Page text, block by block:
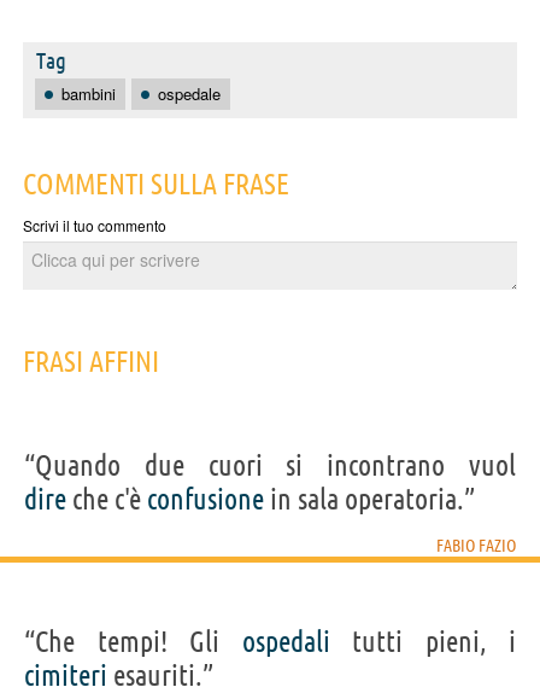
Tag
bambini ospedale
COMMENTI SULLA FRASE
Scrivi il tuo commento
FRASI AFFINI
“Quando due cuori si incontrano vuol
dire che c'è confusione in sala operatoria.”
FABIO FAZIO
“Che tempi! Gli ospedali tutti pieni, i
cimiteri esauriti.”